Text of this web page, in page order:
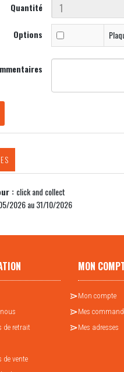
Quantité
Options
: click and collect
2026 au 31/10/2026
de retrait
de vente
MON
Mon compte
Mes
Mes adresses